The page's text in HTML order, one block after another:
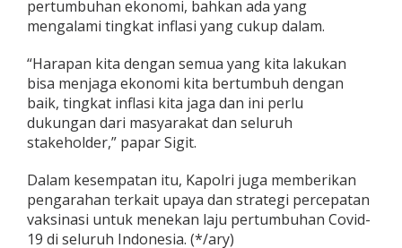
pertumbuhan ekonomi, bahkan ada yang
mengalami tingkat inflasi yang cukup dalam.
“Harapan kita dengan semua yang kita lakukan
bisa menjaga ekonomi kita bertumbuh dengan
baik, tingkat inflasi kita jaga dan ini perlu
dukungan dari masyarakat dan seluruh
stakeholder,” papar Sigit.
Dalam kesempatan itu, Kapolri juga memberikan
pengarahan terkait upaya dan strategi percepatan
vaksinasi untuk menekan laju pertumbuhan Covid-
19 di seluruh Indonesia. (*/ary)